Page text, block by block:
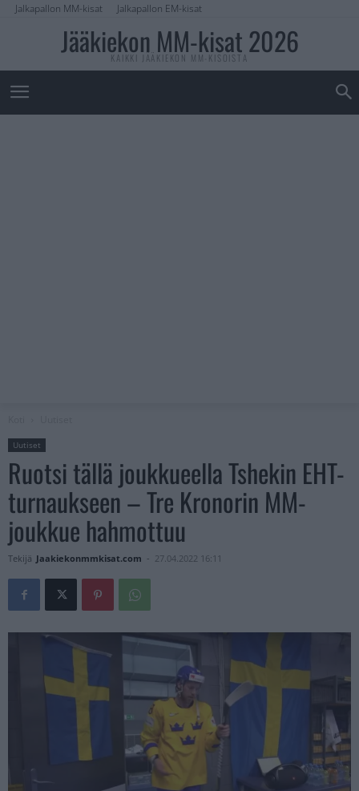
Jalkapallon MM-kisat Jalkapallon EM-kisat
Jääkiekon MM-kisat 2026
KAIKKI JÄÄKIEKON MM-KISOISTA
Uutiset
Ruotsi tällä joukkueella Tshekin EHT-
turnaukseen – Tre Kronorin MM-
joukkue hahmottuu
Tekijä Jaakiekonmmkisat.com - 27.04.2022 16:11